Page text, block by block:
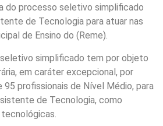
do processo seletivo simplificado
de Tecnologia para atuar nas
de Ensino do (Reme).
simplificado tem por objeto
em caráter excepcional, por
95 profissionais de Nível Médio, para
de Tecnologia, como